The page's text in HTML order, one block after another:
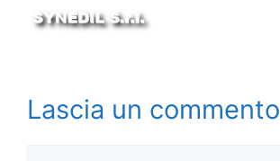
Lascia un commento